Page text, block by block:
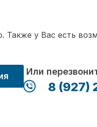
Также у Вас есть
Или
8 (927)